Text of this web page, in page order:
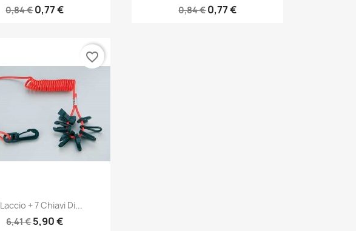
0,84 €0,77 €
0,84 €0,77 €
Anteprima
+ 7 Chiavi Di...
6,41 €5,90 €
favorite_border